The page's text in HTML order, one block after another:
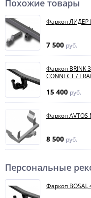
Похожие товары
Фаркоп ЛИДЕР
7 500 руб.
Фаркоп BRINK
CONNECT /
15 400 руб.
Фаркоп AVTOS
8 500 руб.
Персональные
Фаркоп BOSAL